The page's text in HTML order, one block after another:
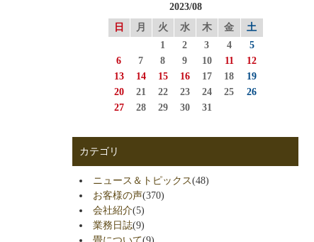
2023/08
日
月 火 水 木 金
土
1
2 3 4
5
6
7 8 9 10 11
12
13
14 15 16 17 18
19
20
21 22 23 24 25
26
27
28 29 30 31
カテゴリ
ニュース＆トピックス(48)
お客様の声(370)
会社紹介(5)
業務日誌(9)